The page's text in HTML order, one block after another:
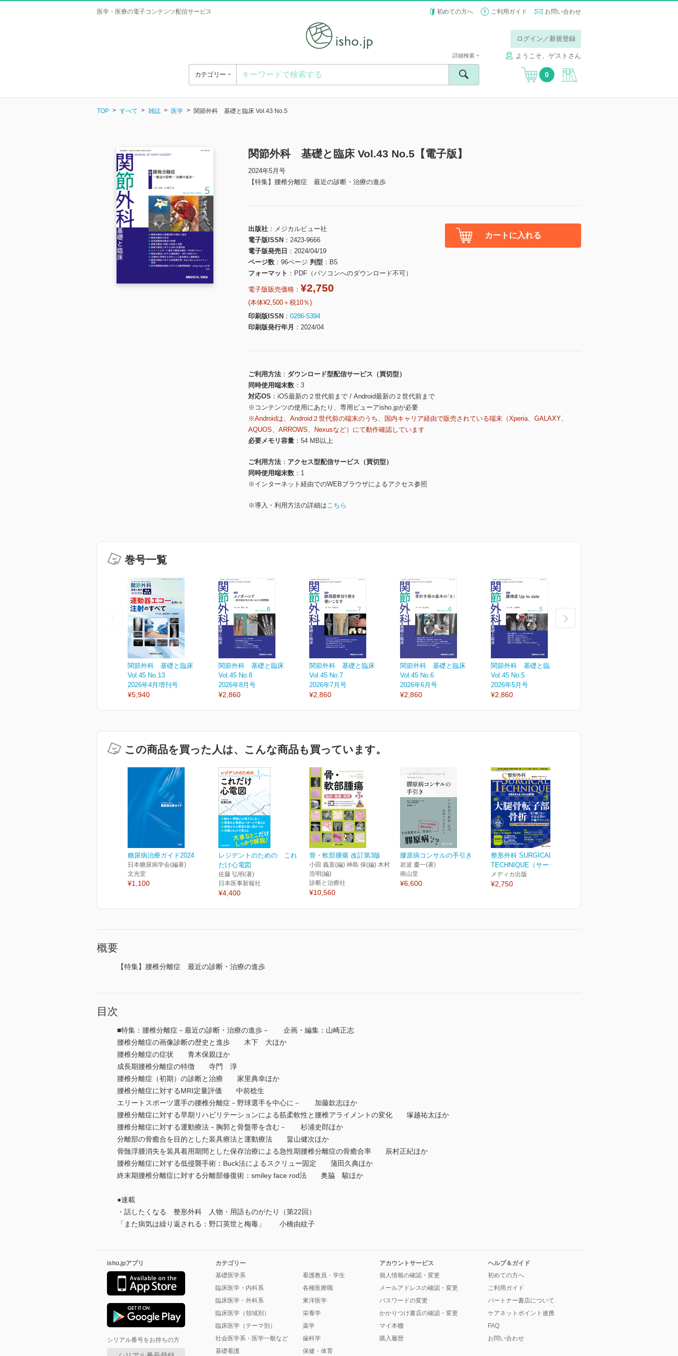
医学・医療の電子コンテンツ配信サービス 初めての方へ ご利用ガイド お問い合わせ
ログイン／新規登録
ようこそ、ゲストさん
カテゴリー
詳細検索
0
TOP すべて 雑誌 医学 関節外科 基礎と臨床 Vol.43 No.5
関節外科 基礎と臨床 Vol.43 No.5【電子版】
2024年5月号
【特集】腰椎分離症 最近の診断・治療の進歩
出版社
メジカルビュー社
電子版ISSN
2423-9666
電子版発売日
2024/04/19
ページ数
96ページ 判型
B5
フォーマット
PDF（パソコンへのダウンロード不可）
電子版販売価格： ¥2,750
(本体¥2,500＋税10％)
印刷版ISSN
0286-5394
印刷版発行年月
2024/04
カートに入れる
ご利用方法
ダウンロード型配信サービス（買切型）
同時使用端末数
3
対応OS
iOS最新の２世代前まで / Android最新の２世代前まで
※コンテンツの使用にあたり、専用ビューアisho.jpが必要
※Androidは、Android２世代前の端末のうち、国内キャリア経由で販売されている端末（Xperia、GALAXY、
AQUOS、ARROWS、Nexusなど）にて動作確認しています
必要メモリ容量
54 MB以上
ご利用方法
アクセス型配信サービス（買切型）
同時使用端末数
1
※インターネット経由でのWEBブラウザによるアクセス参照
※導入・利用方法の詳細はこちら
巻号一覧
関節外科 基礎と臨床
Vol.45 No.13
2026年4月増刊号
¥5,940
関節外科 基礎と臨床
Vol.45 No.8
2026年8月号
¥2,860
関節外科 基礎と臨床
Vol.45 No.7
2026年7月号
¥2,860
関節外科 基礎と臨床
Vol.45 No.6
2026年6月号
¥2,860
関節外科 基礎と臨床
Vol.45 No.5
2026年5月号
¥2,860
この商品を買った人は、こんな商品も買っています。
糖尿病治療ガイド2024
日本糖尿病学会(編著)
文光堂
¥1,100
レジデントのための これ
だけ心電図
佐藤 弘明(著)
日本医事新報社
¥4,400
骨・軟部腫瘍 改訂第3版
小田 義直(編) 神島 保(編) 木村
浩明(編)
診断と治療社
¥10,560
膠原病コンサルの手引き
岩波 慶一(著)
南山堂
¥6,600
整形外科 SURGICAL
TECHNIQUE（サージカ...
メディカ出版
¥2,750
概要
【特集】腰椎分離症 最近の診断・治療の進歩
目次
■特集：腰椎分離症－最近の診断・治療の進歩－ 企画・編集：山崎正志
腰椎分離症の画像診断の歴史と進歩 木下 大ほか
腰椎分離症の症状 青木保親ほか
成長期腰椎分離症の特徴 寺門 淳
腰椎分離症（初期）の診断と治療 家里典幸ほか
腰椎分離症に対するMRI定量評価 中前稔生
エリートスポーツ選手の腰椎分離症－野球選手を中心に－ 加藤欽志ほか
腰椎分離症に対する早期リハビリテーションによる筋柔軟性と腰椎アライメントの変化 塚越祐太ほか
腰椎分離症に対する運動療法－胸郭と骨盤帯を含む－ 杉浦史郎ほか
分離部の骨癒合を目的とした装具療法と運動療法 畠山健次ほか
骨髄浮腫消失を装具着用期間とした保存治療による急性期腰椎分離症の骨癒合率 辰村正紀ほか
腰椎分離症に対する低侵襲手術：Buck法によるスクリュー固定 蒲田久典ほか
終末期腰椎分離症に対する分離部修復術：smiley face rod法 奥脇 駿ほか
●連載
・話したくなる 整形外科 人物・用語ものがたり（第22回）
「また病気は繰り返される：野口英世と梅毒」 小橋由紋子
isho.jpアプリ
シリアル番号をお持ちの方
カテゴリー
基礎医学系
臨床医学・内科系
臨床医学・外科系
臨床医学（領域別）
臨床医学（テーマ別）
社会医学系・医学一般など
基礎看護
看護教員・学生
各種医療職
東洋医学
栄養学
薬学
歯科学
保健・体育
アカウントサービス
個人情報の確認・変更
メールアドレスの確認・変更
パスワードの変更
かかりつけ書店の確認・変更
マイ本棚
購入履歴
ヘルプ＆ガイド
初めての方へ
ご利用ガイド
パートナー書店について
ケアネットポイント連携
FAQ
お問い合わせ